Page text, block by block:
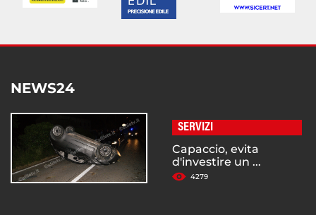
NEWS24
SERVIZI
Capaccio, evita
d'investire un ...
4279